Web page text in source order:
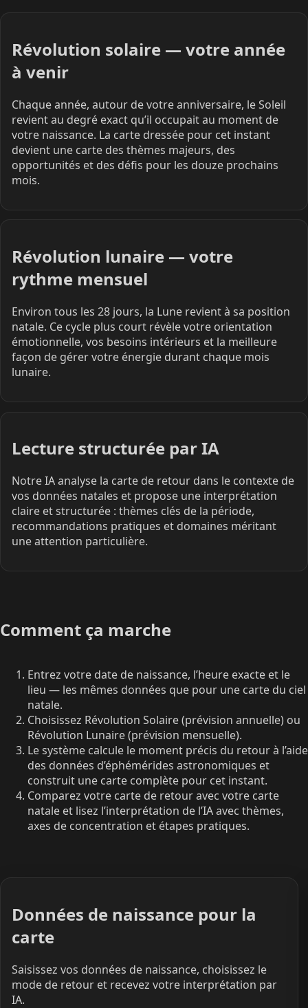
Révolution solaire — votre année
à venir
Chaque année, autour de votre anniversaire, le Soleil
revient au degré exact qu’il occupait au moment de
votre naissance. La carte dressée pour cet instant
devient une carte des thèmes majeurs, des
opportunités et des défis pour les douze prochains
mois.
Révolution lunaire — votre
rythme mensuel
Environ tous les 28 jours, la Lune revient à sa position
natale. Ce cycle plus court révèle votre orientation
émotionnelle, vos besoins intérieurs et la meilleure
façon de gérer votre énergie durant chaque mois
lunaire.
Lecture structurée par IA
Notre IA analyse la carte de retour dans le contexte de
vos données natales et propose une interprétation
claire et structurée : thèmes clés de la période,
recommandations pratiques et domaines méritant
une attention particulière.
Comment ça marche
Entrez votre date de naissance, l’heure exacte et le
lieu — les mêmes données que pour une carte du ciel
natale.
Choisissez Révolution Solaire (prévision annuelle) ou
Révolution Lunaire (prévision mensuelle).
Le système calcule le moment précis du retour à l’aide
des données d’éphémérides astronomiques et
construit une carte complète pour cet instant.
Comparez votre carte de retour avec votre carte
natale et lisez l’interprétation de l’IA avec thèmes,
axes de concentration et étapes pratiques.
Données de naissance pour la
carte
Saisissez vos données de naissance, choisissez le
mode de retour et recevez votre interprétation par
IA.